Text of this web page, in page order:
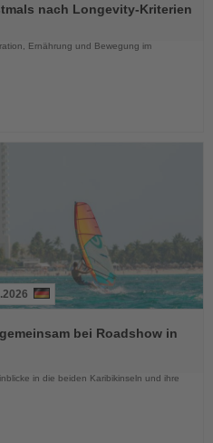
nach Longevity-Kriterien
Ernährung und Bewegung im
bei Roadshow in
in die beiden Karibikinseln und ihre